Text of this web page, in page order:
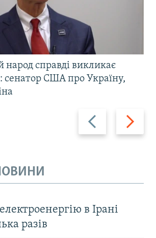
Назад Вперед
народ справді викликає
сенатор США про Україну,
в Ірані
разів